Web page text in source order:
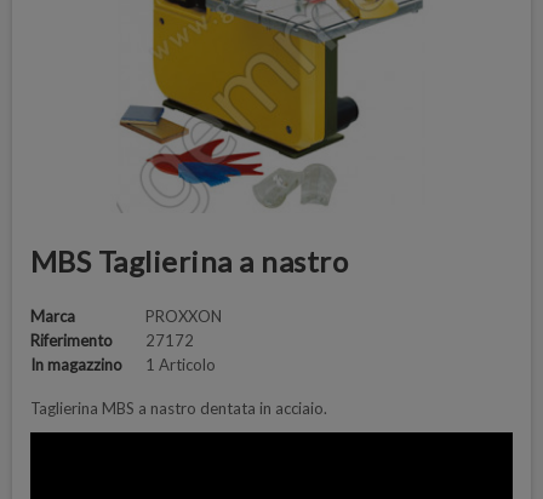
MBS Taglierina a nastro
Marca
PROXXON
Riferimento
27172
In magazzino
1 Articolo
Taglierina MBS a nastro dentata in acciaio.